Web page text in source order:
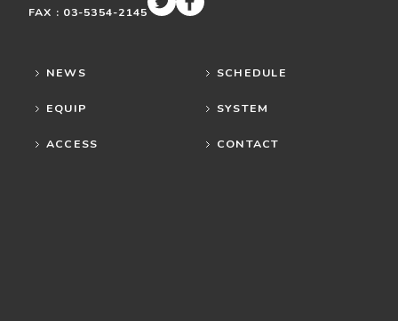
FAX : 03-5354-2145
NEWS SCHEDULE
EQUIP SYSTEM
ACCESS CONTACT